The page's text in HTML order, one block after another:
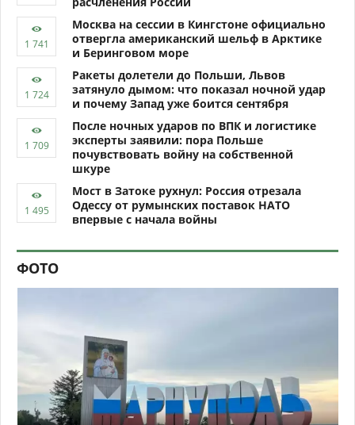
Москва на сессии в Кингстоне официально
отвергла американский шельф в Арктике
и Беринговом море
Ракеты долетели до Польши, Львов
затянуло дымом: что показал ночной удар
и почему Запад уже боится сентября
После ночных ударов по ВПК и логистике
эксперты заявили: пора Польше
почувствовать войну на собственной
шкуре
Мост в Затоке рухнул: Россия отрезала
Одессу от румынских поставок НАТО
впервые с начала войны
ФОТО